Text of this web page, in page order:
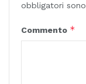
obbligatori
Commento *